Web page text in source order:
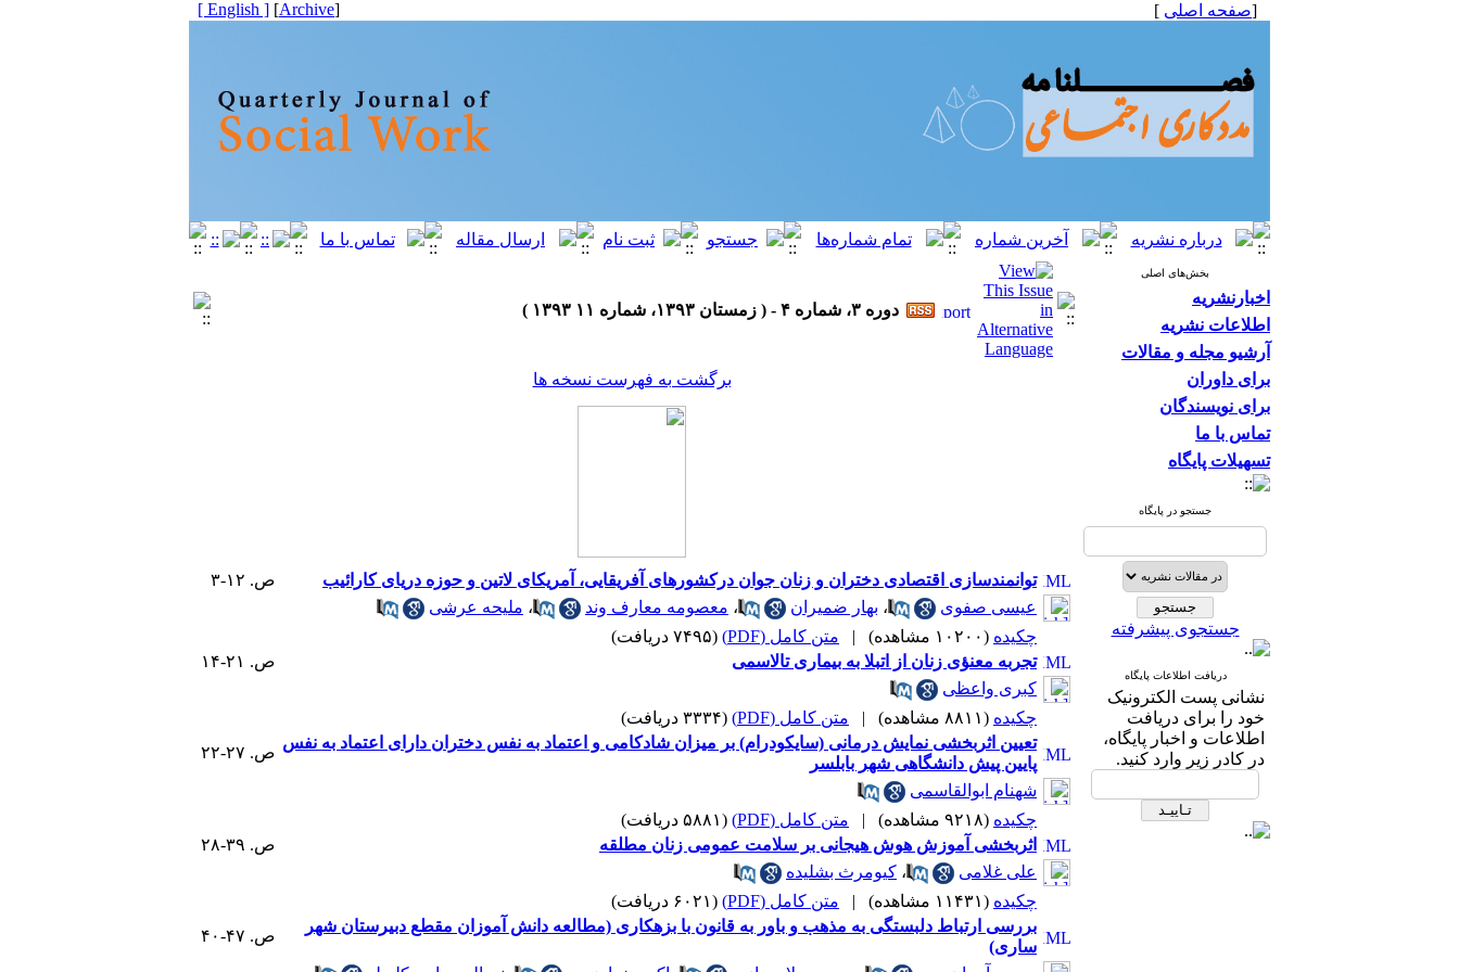
[صفحه اصلی ]
[
Archive
]
[ English ]
بخش‌های اصلی
اخبارنشریه
اطلاعات نشریه
آرشیو مجله و مقالات
برای داوران
برای نویسندگان
تماس با ما
تسهیلات پایگاه
جستجو در پایگاه
جستجوی پیشرفته
دریافت اطلاعات پایگاه
نشانی پست الکترونیک
خود را برای دریافت
اطلاعات و اخبار پایگاه،
در کادر زیر وارد کنید.
دوره ۳، شماره ۴ - ( زمستان ۱۳۹۳، شماره ۱۱ ۱۳۹۳ )
برگشت به فهرست نسخه ها
توانمندسازی اقتصادی دختران و زنان جوان درکشورهای آفریقایی، آمریکای لاتین و حوزه دریای کارائیب
ص. ۱۲-۳
عیسی صفوی
، بهار ضمیران ، معصومه معارف وند ، ملیحه عرشی
چکیده (۱۰۲۰۰ مشاهده) | متن کامل (PDF)
(۷۴۹۵ دریافت)
تجربه معنؤی زنان از اتبلا به بیماری تالاسمی
ص. ۲۱-۱۴
کبری واعظی
چکیده (۸۸۱۱ مشاهده) | متن کامل (PDF)
(۳۳۳۴ دریافت)
تعیین اثربخشی نمایش درمانی (سایکودرام) بر میزان شادکامی و اعتماد به نفس دختران دارای اعتماد به نفس
پایین پیش دانشگاهی شهر بابلسر
ص. ۲۷-۲۲
شهنام ابوالقاسمی
چکیده (۹۲۱۸ مشاهده) | متن کامل (PDF)
(۵۸۸۱ دریافت)
اثربخشی آموزش هوش هیجانی بر سلامت عمومی زنان مطلقه
ص. ۳۹-۲۸
علی غلامی
، کیومرث بشلیده
چکیده (۱۱۴۳۱ مشاهده) | متن کامل (PDF)
(۶۰۲۱ دریافت)
بررسی ارتباط دلبستگی به مذهب و باور به قانون با بزهکاری (مطالعه دانش آموزان مقطع دبیرستان شهر
ساری)
ص. ۴۷-۴۰